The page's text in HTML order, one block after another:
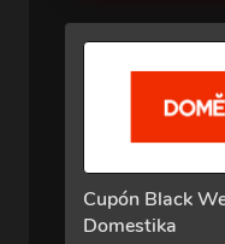
Cupón Black
Domestika